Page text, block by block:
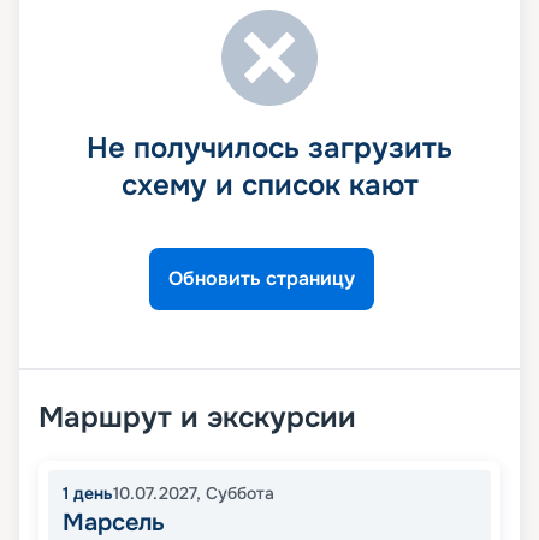
Не получилось загрузить
схему и список кают
Обновить страницу
Маршрут и экскурсии
1 день10.07.2027, Суббота
Марсель